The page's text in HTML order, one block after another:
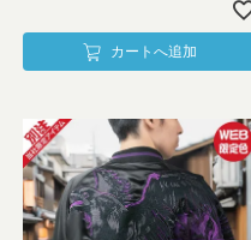
カートへ追加